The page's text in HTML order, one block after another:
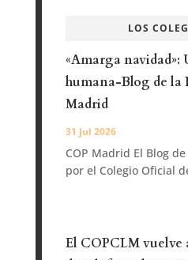
LOS
«Amarga navidad»:
humana-Blog de la
Madrid
31 Jul 2026
COP Madrid El Blog
por el Colegio Oficial
El COPCLM